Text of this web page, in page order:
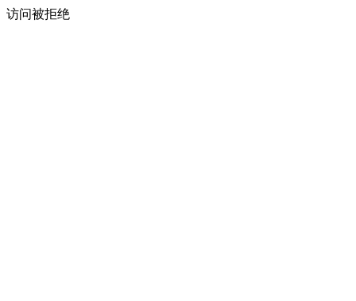
访问被拒绝